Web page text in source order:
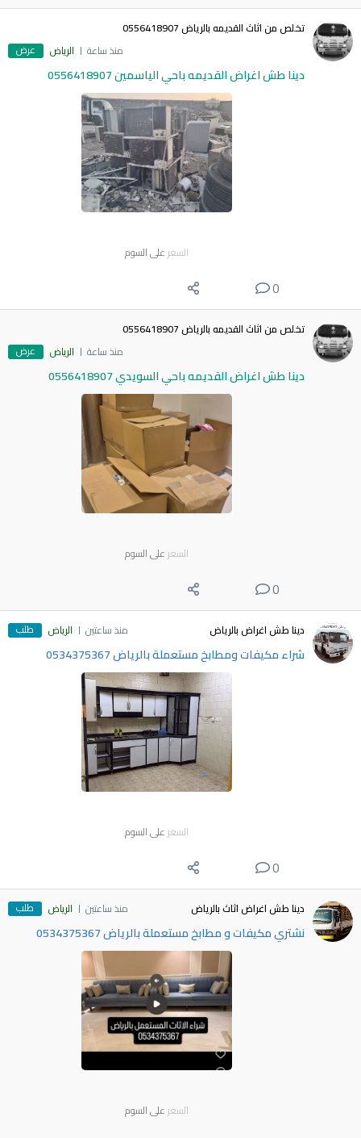
تخلص من اثاث القديمه بالرياض 0556418907
منذ ساعة
الرياض عرض
دينا طش اغراض القديمه باحي الياسمين 0556418907
السعر على السوم
0
تخلص من اثاث القديمه بالرياض 0556418907
منذ ساعة
الرياض عرض
دينا طش اغراض القديمه باحي السويدي 0556418907
السعر على السوم
0
دينا طش اغراض بالرياض منذ ساعتين الرياض طلب
شراء مكيفات ومطابخ مستعملة بالرياض 0534375367
السعر على السوم
0
دينا طش اغراض اثاث بالرياض منذ ساعتين الرياض طلب
نشتري مكيفات و مطابخ مستعملة بالرياض 0534375367
السعر على السوم